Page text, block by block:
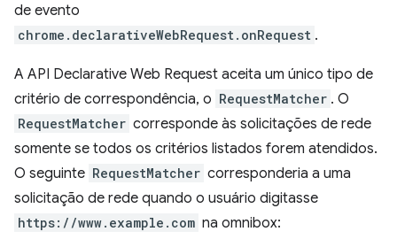
de evento
chrome.declarativeWebRequest.onRequest .
A API Declarative Web Request aceita um único tipo de
critério de correspondência, o RequestMatcher . O
RequestMatcher corresponde às solicitações de rede
somente se todos os critérios listados forem atendidos.
O seguinte RequestMatcher corresponderia a uma
solicitação de rede quando o usuário digitasse
https://www.example.com na omnibox: